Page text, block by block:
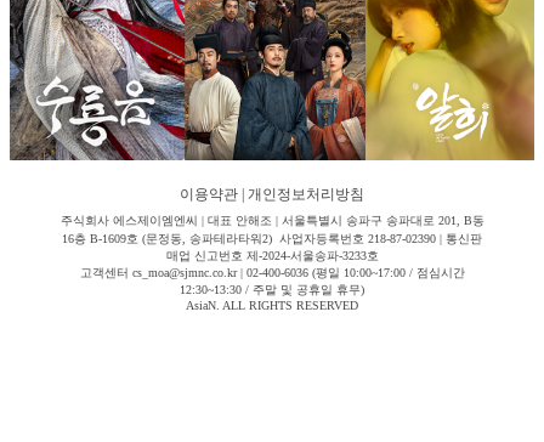
이용약관 개인정보처리방침
주식회사 에스제이엠엔씨 | 대표 안해조 | 서울특별시 송파구 송파대로 201, B동
16층 B-1609호 (문정동, 송파테라타워2) 사업자등록번호 218-87-02390 | 통신판
매업 신고번호 제-2024-서울송파-3233호
고객센터 cs_moa@sjmnc.co.kr | 02-400-6036 (평일 10:00~17:00 / 점심시간
12:30~13:30 / 주말 및 공휴일 휴무)
AsiaN. ALL RIGHTS RESERVED